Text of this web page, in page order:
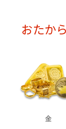
おたか
金